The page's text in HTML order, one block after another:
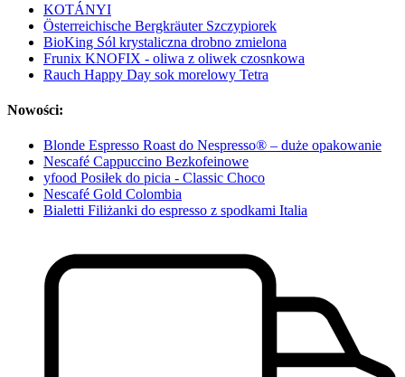
KOTÁNYI
Österreichische Bergkräuter Szczypiorek
BioKing Sól krystaliczna drobno zmielona
Frunix KNOFIX - oliwa z oliwek czosnkowa
Rauch Happy Day sok morelowy Tetra
Nowości:
Blonde Espresso Roast do Nespresso® – duże opakowanie
Nescafé Cappuccino Bezkofeinowe
yfood Posiłek do picia - Classic Choco
Nescafé Gold Colombia
Bialetti Filiżanki do espresso z spodkami Italia